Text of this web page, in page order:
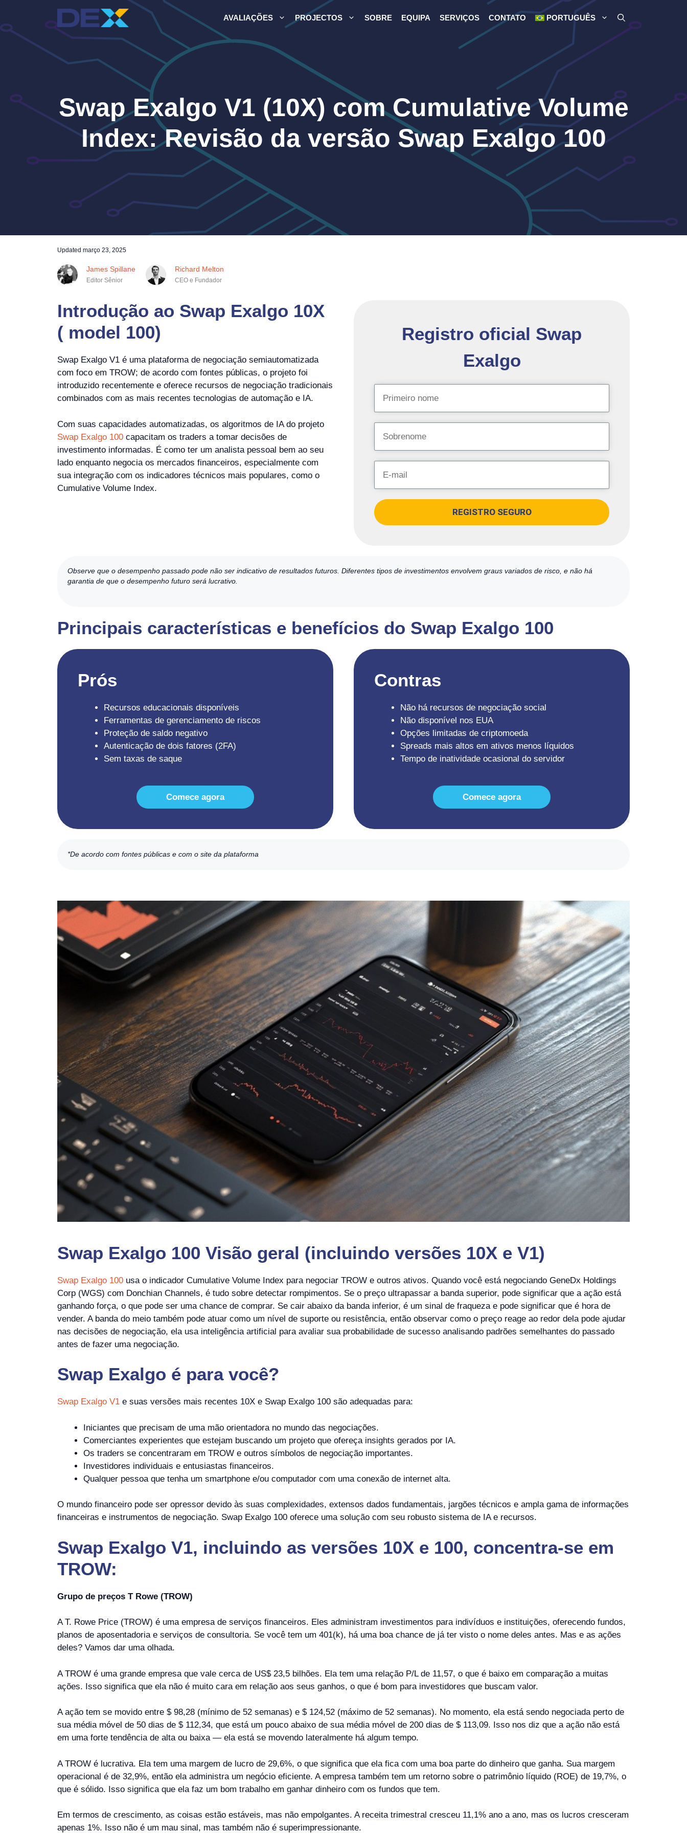
o
conteúdo
AVALIAÇÕES PROJECTOS SOBRE EQUIPA SERVIÇOS CONTATO PORTUGUÊS
Swap Exalgo V1 (10X) com Cumulative Volume
Index: Revisão da versão Swap Exalgo 100
Updated março 23, 2025
James Spillane
Editor Sênior
Richard Melton
CEO e Fundador
Introdução ao Swap Exalgo 10X
( model 100)
Swap Exalgo V1 é uma plataforma de negociação semiautomatizada
com foco em TROW; de acordo com fontes públicas, o projeto foi
introduzido recentemente e oferece recursos de negociação tradicionais
combinados com as mais recentes tecnologias de automação e IA.
Com suas capacidades automatizadas, os algoritmos de IA do projeto
Swap Exalgo 100 capacitam os traders a tomar decisões de
investimento informadas. É como ter um analista pessoal bem ao seu
lado enquanto negocia os mercados financeiros, especialmente com
sua integração com os indicadores técnicos mais populares, como o
Cumulative Volume Index.
Registro oficial Swap
Exalgo
REGISTRO SEGURO
Observe que o desempenho passado pode não ser indicativo de resultados futuros. Diferentes tipos de investimentos envolvem graus variados de risco, e não há
garantia de que o desempenho futuro será lucrativo.
Principais características e benefícios do Swap Exalgo 100
Prós
Recursos educacionais disponíveis
Ferramentas de gerenciamento de riscos
Proteção de saldo negativo
Autenticação de dois fatores (2FA)
Sem taxas de saque
Comece agora
Contras
Não há recursos de negociação social
Não disponível nos EUA
Opções limitadas de criptomoeda
Spreads mais altos em ativos menos líquidos
Tempo de inatividade ocasional do servidor
Comece agora
*De acordo com fontes públicas e com o site da plataforma
Swap Exalgo 100 Visão geral (incluindo versões 10X e V1)
Swap Exalgo 100 usa o indicador Cumulative Volume Index para negociar TROW e outros ativos. Quando você está negociando GeneDx Holdings
Corp (WGS) com Donchian Channels, é tudo sobre detectar rompimentos. Se o preço ultrapassar a banda superior, pode significar que a ação está
ganhando força, o que pode ser uma chance de comprar. Se cair abaixo da banda inferior, é um sinal de fraqueza e pode significar que é hora de
vender. A banda do meio também pode atuar como um nível de suporte ou resistência, então observar como o preço reage ao redor dela pode ajudar
nas decisões de negociação, ela usa inteligência artificial para avaliar sua probabilidade de sucesso analisando padrões semelhantes do passado
antes de fazer uma negociação.
Swap Exalgo é para você?
Swap Exalgo V1 e suas versões mais recentes 10X e Swap Exalgo 100 são adequadas para:
Iniciantes que precisam de uma mão orientadora no mundo das negociações.
Comerciantes experientes que estejam buscando um projeto que ofereça insights gerados por IA.
Os traders se concentraram em TROW e outros símbolos de negociação importantes.
Investidores individuais e entusiastas financeiros.
Qualquer pessoa que tenha um smartphone e/ou computador com uma conexão de internet alta.
O mundo financeiro pode ser opressor devido às suas complexidades, extensos dados fundamentais, jargões técnicos e ampla gama de informações
financeiras e instrumentos de negociação. Swap Exalgo 100 oferece uma solução com seu robusto sistema de IA e recursos.
Swap Exalgo V1, incluindo as versões 10X e 100, concentra-se em
TROW:
Grupo de preços T Rowe (TROW)
A T. Rowe Price (TROW) é uma empresa de serviços financeiros. Eles administram investimentos para indivíduos e instituições, oferecendo fundos,
planos de aposentadoria e serviços de consultoria. Se você tem um 401(k), há uma boa chance de já ter visto o nome deles antes. Mas e as ações
deles? Vamos dar uma olhada.
A TROW é uma grande empresa que vale cerca de US$ 23,5 bilhões. Ela tem uma relação P/L de 11,57, o que é baixo em comparação a muitas
ações. Isso significa que ela não é muito cara em relação aos seus ganhos, o que é bom para investidores que buscam valor.
A ação tem se movido entre $ 98,28 (mínimo de 52 semanas) e $ 124,52 (máximo de 52 semanas). No momento, ela está sendo negociada perto de
sua média móvel de 50 dias de $ 112,34, que está um pouco abaixo de sua média móvel de 200 dias de $ 113,09. Isso nos diz que a ação não está
em uma forte tendência de alta ou baixa — ela está se movendo lateralmente há algum tempo.
A TROW é lucrativa. Ela tem uma margem de lucro de 29,6%, o que significa que ela fica com uma boa parte do dinheiro que ganha. Sua margem
operacional é de 32,9%, então ela administra um negócio eficiente. A empresa também tem um retorno sobre o patrimônio líquido (ROE) de 19,7%, o
que é sólido. Isso significa que ela faz um bom trabalho em ganhar dinheiro com os fundos que tem.
Em termos de crescimento, as coisas estão estáveis, mas não empolgantes. A receita trimestral cresceu 11,1% ano a ano, mas os lucros cresceram
apenas 1%. Isso não é um mau sinal, mas também não é superimpressionante.